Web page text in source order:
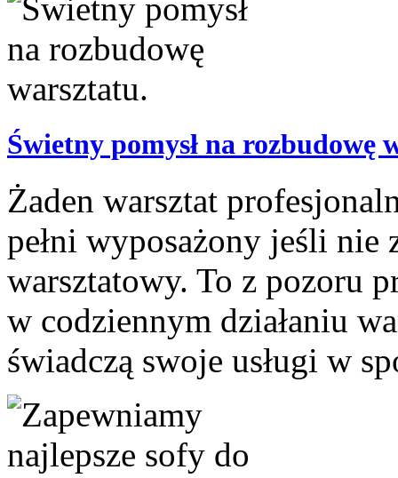
Świetny pomysł na rozbudowę
Żaden warsztat
pełni wyposażony jeśli nie
warsztatowy. To z pozoru
w codziennym działaniu
świadczą swoje usługi w